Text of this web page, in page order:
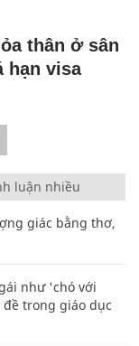
thân ở sân
hạn visa
luận nhiều
giác bằng thơ,
như 'chó với
trong giáo dục